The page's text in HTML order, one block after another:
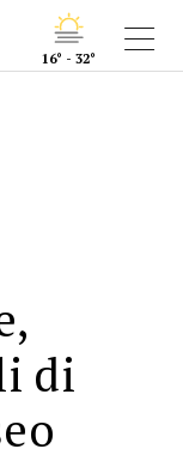
16° - 32°
di